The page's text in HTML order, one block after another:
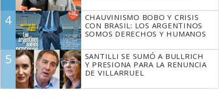
4
CHAUVINISMO BOBO Y CRISIS
CON BRASIL: LOS ARGENTINOS
SOMOS DERECHOS Y HUMANOS
5
SANTILLI SE SUMÓ A BULLRICH
Y PRESIONA PARA LA RENUNCIA
DE VILLARRUEL